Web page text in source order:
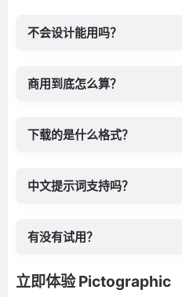
不会设计能用吗？
商用到底怎么算？
下载的是什么格式？
中文提示词支持吗？
有没有试用？
立即体验 Pictographic